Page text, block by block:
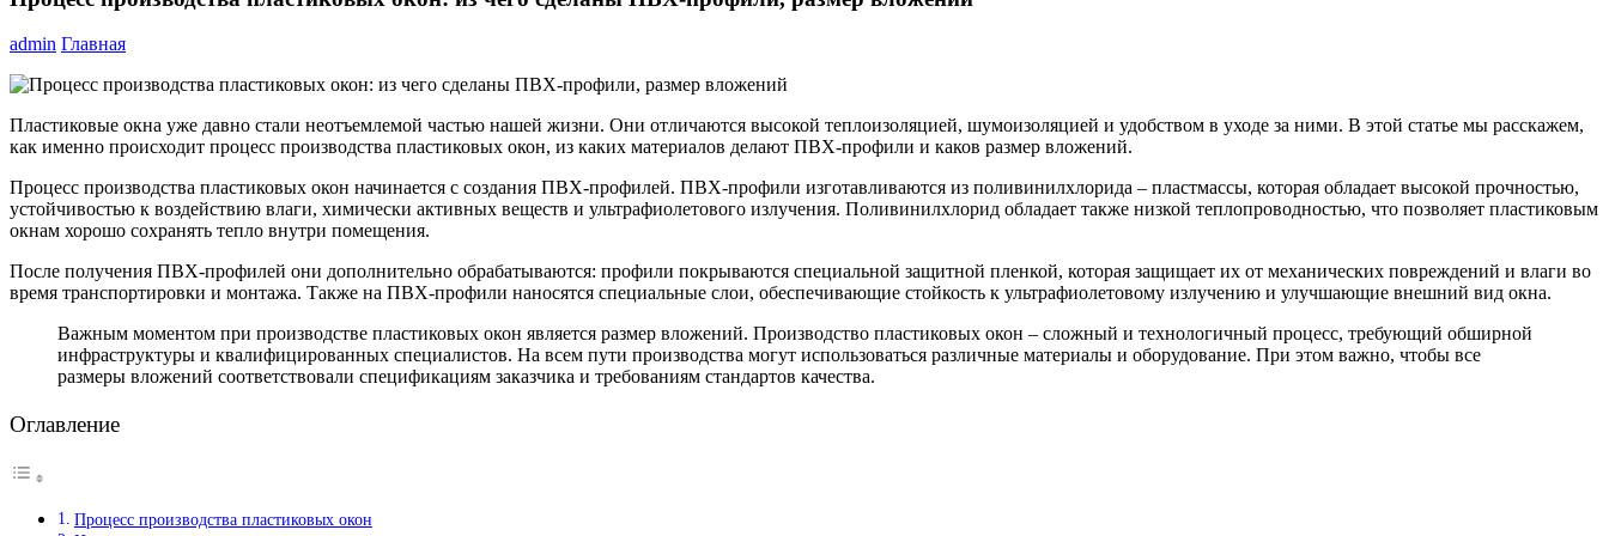
admin Главная
Пластиковые окна уже давно стали неотъемлемой частью нашей жизни. Они отличаются высокой теплоизоляцией, шумоизоляцией и удобством в уходе за ними. В этой статье мы расскажем,
как именно происходит процесс производства пластиковых окон, из каких материалов делают ПВХ-профили и каков размер вложений.
Процесс производства пластиковых окон начинается с создания ПВХ-профилей. ПВХ-профили изготавливаются из поливинилхлорида – пластмассы, которая обладает высокой прочностью,
устойчивостью к воздействию влаги, химически активных веществ и ультрафиолетового излучения. Поливинилхлорид обладает также низкой теплопроводностью, что позволяет пластиковым
окнам хорошо сохранять тепло внутри помещения.
После получения ПВХ-профилей они дополнительно обрабатываются: профили покрываются специальной защитной пленкой, которая защищает их от механических повреждений и влаги во
время транспортировки и монтажа. Также на ПВХ-профили наносятся специальные слои, обеспечивающие стойкость к ультрафиолетовому излучению и улучшающие внешний вид окна.
Важным моментом при производстве пластиковых окон является размер вложений. Производство пластиковых окон – сложный и технологичный процесс, требующий обширной
инфраструктуры и квалифицированных специалистов. На всем пути производства могут использоваться различные материалы и оборудование. При этом важно, чтобы все
размеры вложений соответствовали спецификациям заказчика и требованиям стандартов качества.
Оглавление
Процесс производства пластиковых окон